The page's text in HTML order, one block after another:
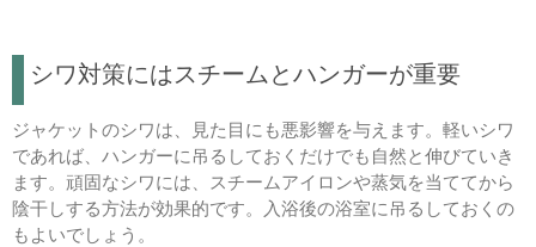
シワ対策にはスチームとハンガーが重要
ジャケットのシワは、見た目にも悪影響を与えます。軽いシワ
であれば、ハンガーに吊るしておくだけでも自然と伸びていき
ます。頑固なシワには、スチームアイロンや蒸気を当ててから
陰干しする方法が効果的です。入浴後の浴室に吊るしておくの
もよいでしょう。